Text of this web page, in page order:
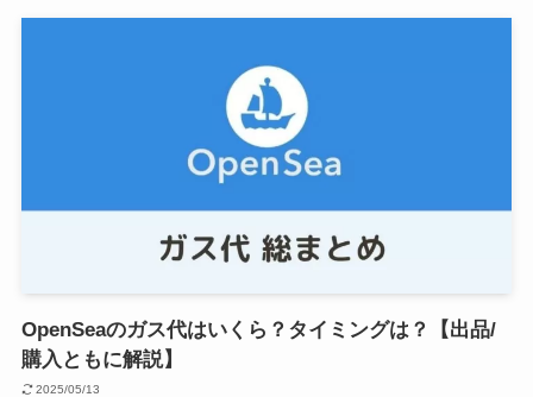
OpenSeaのガス代はいくら？タイミングは？【出品/
購入ともに解説】
2025/05/13